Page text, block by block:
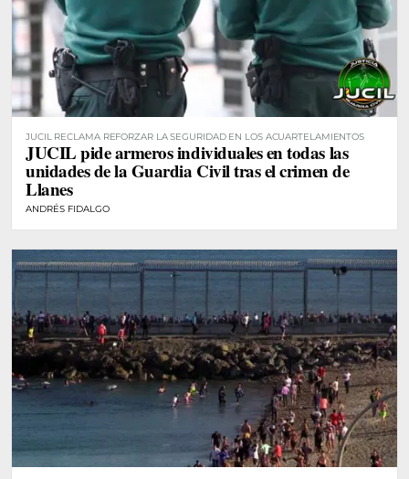
JUCIL RECLAMA REFORZAR LA SEGURIDAD EN LOS ACUARTELAMIENTOS
JUCIL pide armeros individuales en todas las
unidades de la Guardia Civil tras el crimen de
Llanes
ANDRÉS FIDALGO